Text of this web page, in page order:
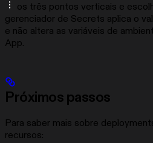
os três pontos verticais e
gerenciador de Secrets aplica o
e não altera as variáveis de
App.
Próximos passos
Para saber mais sobre
recursos: